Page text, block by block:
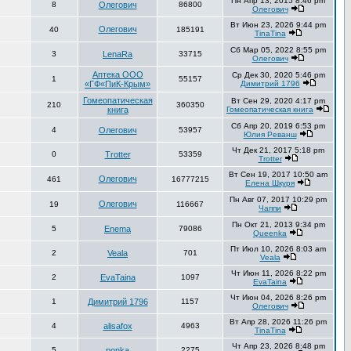
8 Олегович 86800
Олегович
40 Олегович 185191
Вт Июн 23, 2026 9:44 pm
TinaTina
3 LenaRa 33715
Сб Мар 05, 2022 8:55 pm
Олегович
1
Аптека ООО
«ГФ«ПиК-Крым»
55157
Ср Дек 30, 2020 5:46 pm
Димитрий 1796
210
Гомеопатическая
книга
360350
Вт Сен 29, 2020 4:17 pm
Гомеопатическая книга
4 Олегович 53957
Сб Апр 20, 2019 6:53 pm
Юлия Реванш
0 Trotter 53359
Чт Дек 21, 2017 5:18 pm
Trotter
461 Олегович 16777215
Вт Сен 19, 2017 10:50 am
Елена Шкуря
19 Олегович 116667
Пн Авг 07, 2017 10:29 pm
Чаппи
5 Enema 79086
Пн Окт 21, 2013 9:34 pm
Queenka
2 Veala 701
Пт Июл 10, 2026 8:03 am
Veala
2 EvaTaina 1097
Чт Июн 11, 2026 8:22 pm
EvaTaina
1 Димитрий 1796 1157
Чт Июн 04, 2026 8:26 pm
Олегович
4 alisafox 4963
Вт Апр 28, 2026 11:26 pm
TinaTina
Чт Апр 23, 2026 8:48 pm